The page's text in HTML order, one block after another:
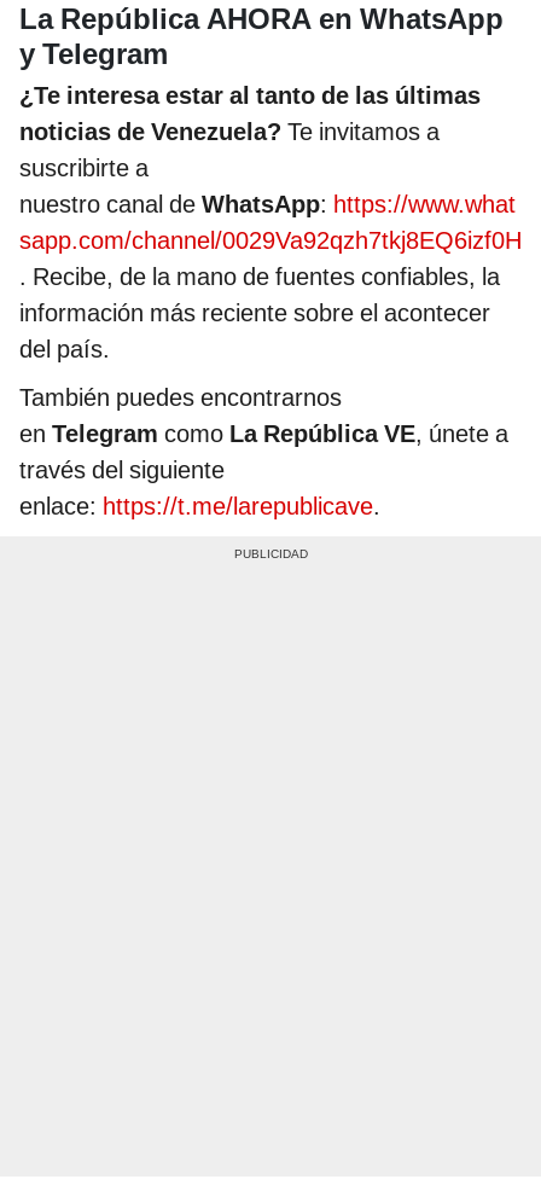
La República AHORA en WhatsApp
y Telegram
¿Te interesa estar al tanto de las últimas
noticias de Venezuela? Te invitamos a
suscribirte a
nuestro canal de WhatsApp: https://www.what
sapp.com/channel/0029Va92qzh7tkj8EQ6izf0H
. Recibe, de la mano de fuentes confiables, la
información más reciente sobre el acontecer
del país.
También puedes encontrarnos
en Telegram como La República VE, únete a
través del siguiente
enlace: https://t.me/larepublicave.